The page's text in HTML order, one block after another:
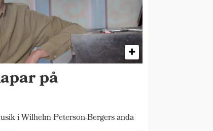
på
i Wilhelm Peterson-Bergers anda